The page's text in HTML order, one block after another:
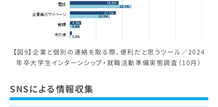
【図9】企業と個別の連絡を取る際、便利だと思うツール／2024
年卒大学生インターンシップ・就職活動準備実態調査（10月）
SNSによる情報収集